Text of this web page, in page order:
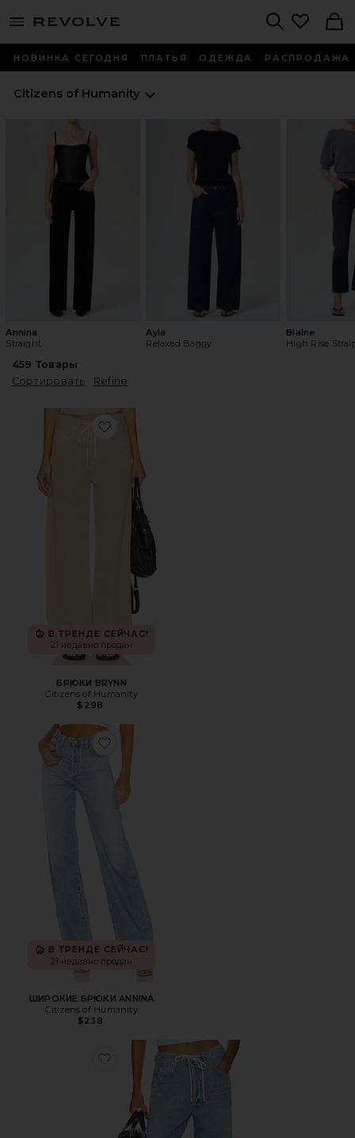
menu - shows more content
НОВИНКА СЕГОДНЯ ПЛАТЬЯ ОДЕЖДА РАСПРОДАЖА
Citizens of Humanity
Annina
Straight
Ayla
Relaxed Baggy
Blaine
High Rise
459 Товары
Сортировать
Refine
Favorite БРЮКИ BRYNN
В ТРЕНДЕ СЕЙЧАС!
21 недавно продан
БРЮКИ BRYNN
Citizens of Humanity
$298
Favorite ШИРОКИЕ БРЮКИ ANNINA
В ТРЕНДЕ СЕЙЧАС!
21 недавно продан
ШИРОКИЕ БРЮКИ ANNINA
Citizens of Humanity
$238
Favorite БРЮКИ НА ЗАТЯЖКЕ BRYNN